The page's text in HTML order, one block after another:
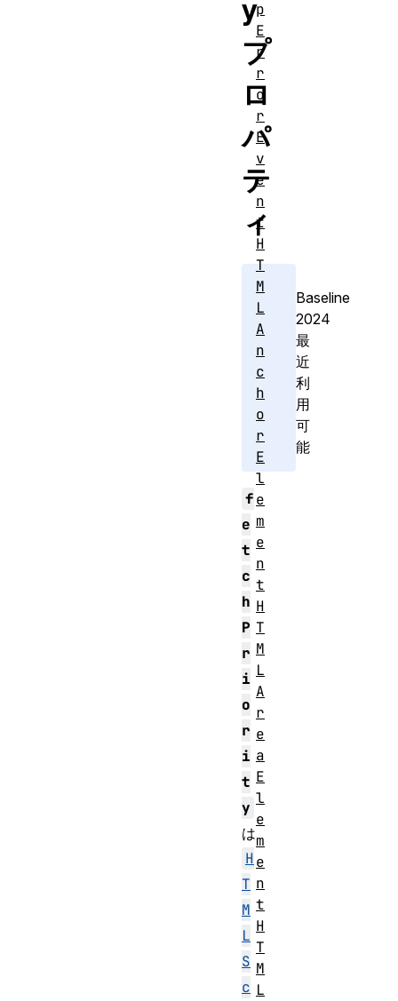
y
プ
ロ
パ
テ
ィ
Baseline
2024
最
近
利
用
可
能
f
e
t
c
h
P
r
i
o
r
i
t
y
は
H
T
M
L
S
c
p
E
r
r
o
r
E
v
e
n
t
H
T
M
L
A
n
c
h
o
r
E
l
e
m
e
n
t
H
T
M
L
A
r
e
a
E
l
e
m
e
n
t
H
T
M
L